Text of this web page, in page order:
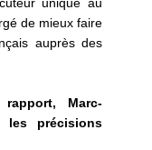
de mieux faire
auprès des
Marc-
les précisions